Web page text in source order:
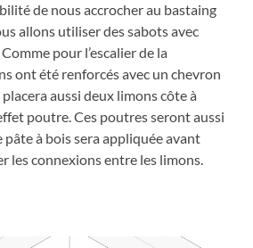
de nous accrocher au bastaing
allons utiliser des sabots avec
pour l’escalier de la
ont été renforcés avec un chevron
aussi deux limons côte à
poutre. Ces poutres seront aussi
pâte à bois sera appliquée avant
les connexions entre les limons.